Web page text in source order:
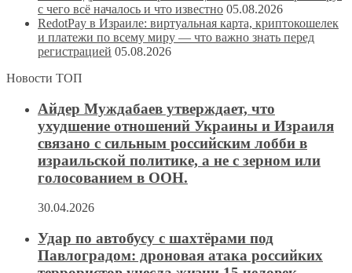
с чего всё началось и что известно 05.08.2026
RedotPay в Израиле: виртуальная карта, криптокошелек
и платежи по всему миру — что важно знать перед
регистрацией 05.08.2026
Новости ТОП
Айдер Муждабаев утверждает, что
ухудшение отношений Украины и Израиля
связано с сильным российским лобби в
израильской политике, а не с зерном или
голосованием в ООН.
30.04.2026
Удар по автобусу с шахтёрами под
Павлоградом: дроновая атака российких